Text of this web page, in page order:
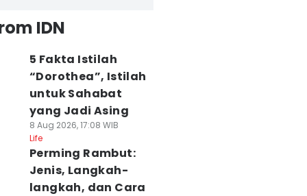
IDN
5 Fakta Istilah
“Dorothea”, Istilah
untuk Sahabat
yang Jadi Asing
8 Aug 2026, 17:08 WIB
Life
Perming Rambut:
Jenis, Langkah-
langkah, dan Cara